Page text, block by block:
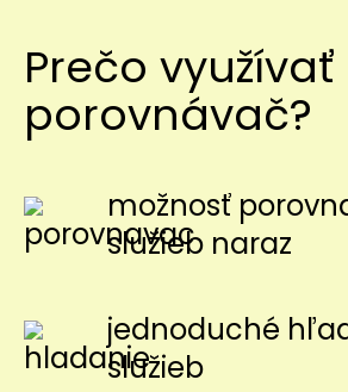
Prečo
porovnávač?
možnosť
služieb naraz
jednoduché
služieb